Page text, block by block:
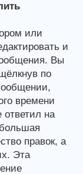
или
и
Вы
по
времени
ответил на
правок, а
Эта